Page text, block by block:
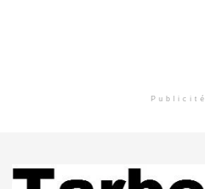
Publicité